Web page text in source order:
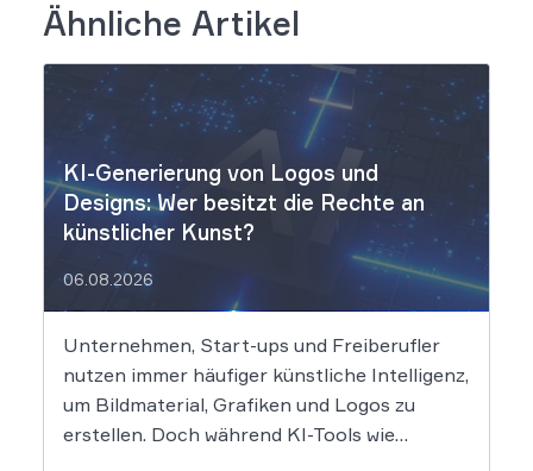
Ähnliche Artikel
KI-Generierung von Logos und
Designs: Wer besitzt die Rechte an
künstlicher Kunst?
06.08.2026
Unternehmen, Start-ups und Freiberufler
nutzen immer häufiger künstliche Intelligenz,
um Bildmaterial, Grafiken und Logos zu
erstellen. Doch während KI-Tools wie